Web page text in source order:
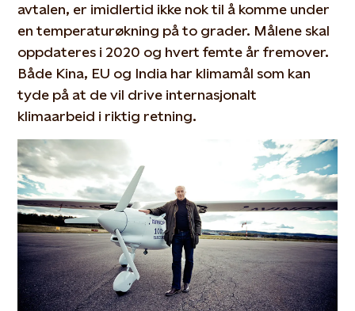
avtalen, er imidlertid ikke nok til å komme under
en temperaturøkning på to grader. Målene skal
oppdateres i 2020 og hvert femte år fremover.
Både Kina, EU og India har klimamål som kan
tyde på at de vil drive internasjonalt
klimaarbeid i riktig retning.